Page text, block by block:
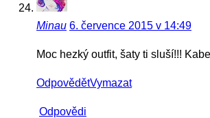
Minau 6. července 2015 v 14:49
Moc hezký outfit, šaty ti sluší!!!
OdpovědětVymazat
Odpovědi